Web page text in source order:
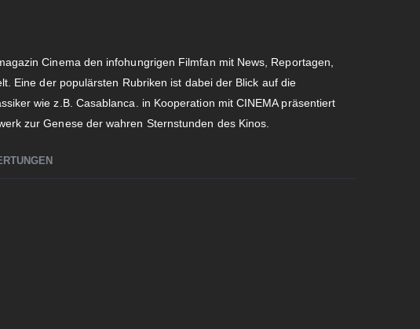
Cinema den infohungrigen Filmfan mit News, Reportagen,
Eine der populärsten Rubriken ist dabei der Blick auf die
wie z.B. Casablanca. in Kooperation mit CINEMA präsentiert
zur Genese der wahren Sternstunden des Kinos.